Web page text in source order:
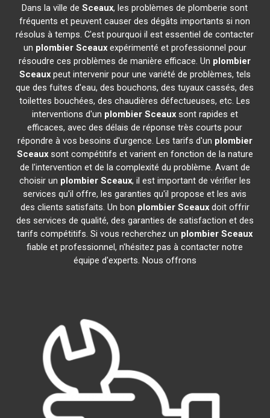
Dans la ville deSceaux, les problèmes de plomberie sont
fréquents et peuvent causer des dégâts importants si non
résolus à temps. C'est pourquoi il est essentiel de contacter
un plombier Sceauxexpérimenté et professionnel pour
résoudre ces problèmes de manière efficace. Un plombier
Sceauxpeut intervenir pour une variété de problèmes, tels
que des fuites d'eau, des bouchons, des tuyaux cassés, des
toilettes bouchées, des chaudières défectueuses, etc. Les
interventions d'un plombier Sceauxsont rapides et
efficaces, avec des délais de réponse très courts pour
répondre à vos besoins d'urgence. Les tarifs d'un plombier
Sceauxsont compétitifs et varient en fonction de la nature
de l'intervention et de la complexité du problème. Avant de
choisir un plombier Sceaux, il est important de vérifier les
services qu'il offre, les garanties qu'il propose et les avis
des clients satisfaits. Un bon plombier Sceauxdoit offrir
des services de qualité, des garanties de satisfaction et des
tarifs compétitifs. Si vous recherchez un plombier Sceaux
fiable et professionnel, n'hésitez pas à contacter notre
équipe d'experts. Nous offrons